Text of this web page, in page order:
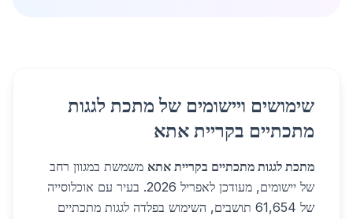
שימושים ויישומים של מתכת לגגות
מתכתיים בקריית אתא
מתכת לגגות מתכתיים בקריית אתא משמשת במגוון רחב
של יישומים, מעודכן לאפריל 2026. בעיר עם אוכלוסייה
של 61,654 תושבים, השימוש בפלדה לגגות מתכתיים